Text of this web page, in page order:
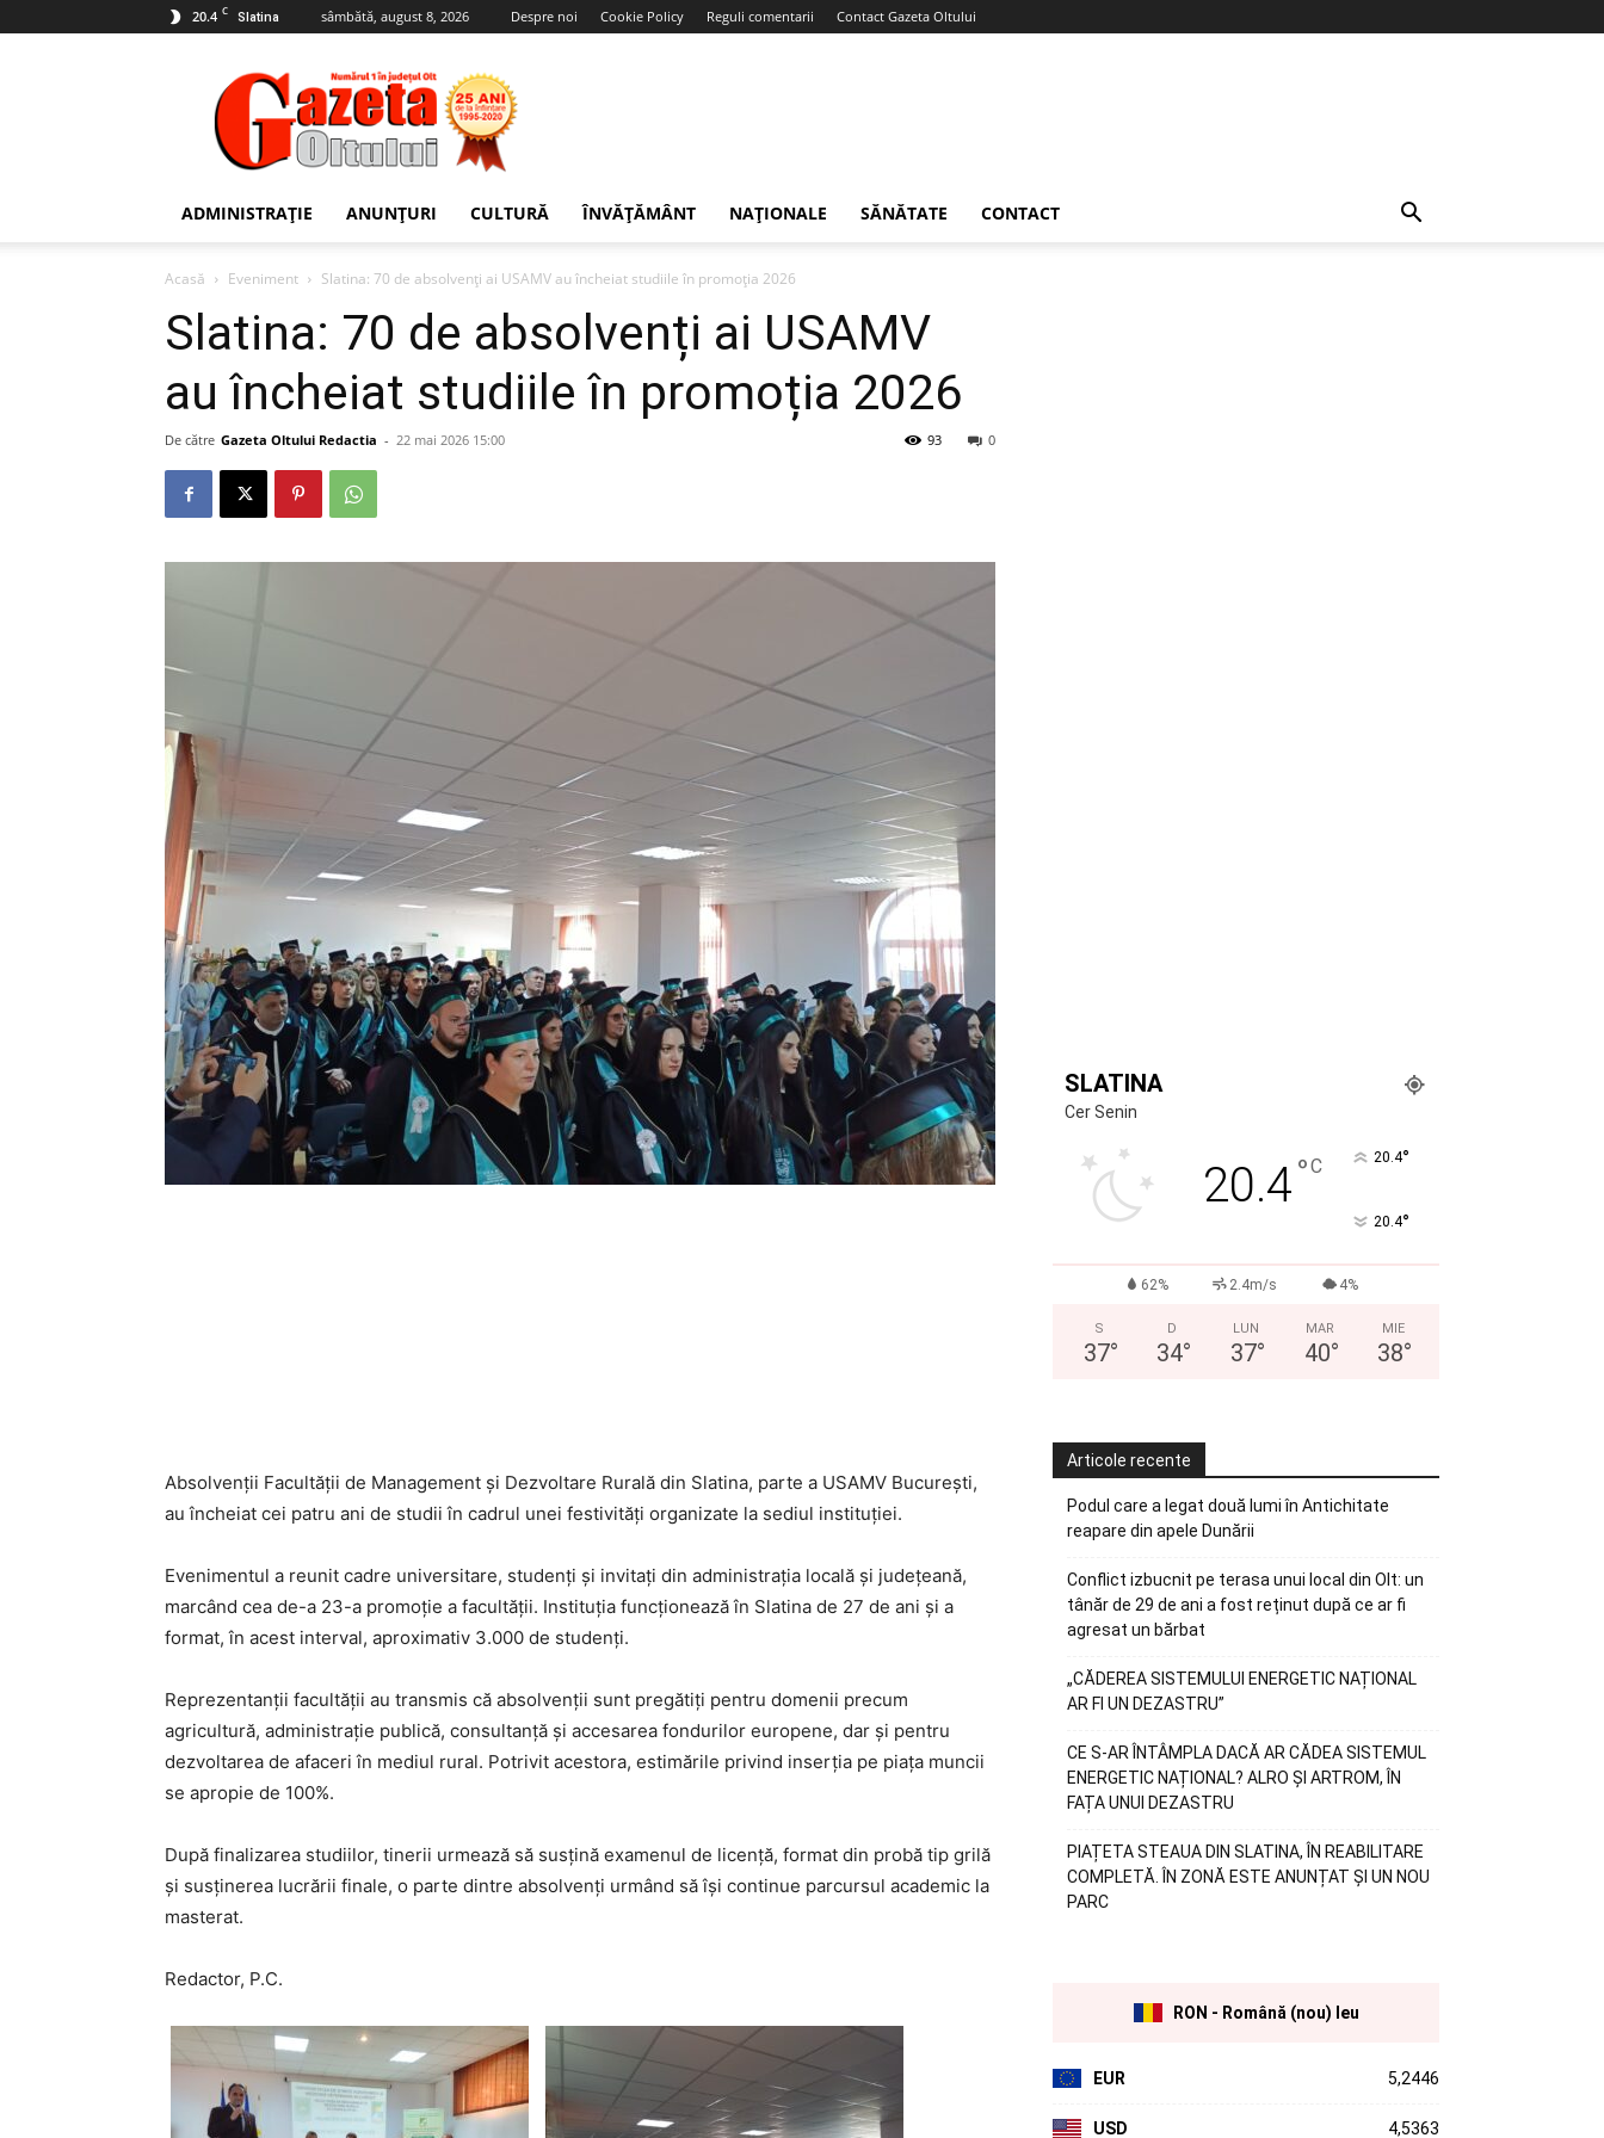
20.4 C Slatina sâmbătă, august 8, 2026 Despre noi Cookie Policy Reguli comentarii Contact Gazeta Oltului
Gazeta
Oltului
ADMINISTRAȚIE ANUNȚURI CULTURĂ ÎNVĂȚĂMÂNT NAȚIONALE SĂNĂTATE CONTACT
Acasă Eveniment Slatina: 70 de absolvenți ai USAMV au încheiat studiile în promoția 2026
Slatina: 70 de absolvenți ai USAMV
au încheiat studiile în promoția 2026
De către Gazeta Oltului Redactia - 22 mai 2026 15:00 0
93
Absolvenții Facultății de Management și Dezvoltare Rurală din Slatina, parte a USAMV București,
au încheiat cei patru ani de studii în cadrul unei festivități organizate la sediul instituției.
Evenimentul a reunit cadre universitare, studenți și invitați din administrația locală și județeană,
marcând cea de-a 23-a promoție a facultății. Instituția funcționează în Slatina de 27 de ani și a
format, în acest interval, aproximativ 3.000 de studenți.
Reprezentanții facultății au transmis că absolvenții sunt pregătiți pentru domenii precum
agricultură, administrație publică, consultanță și accesarea fondurilor europene, dar și pentru
dezvoltarea de afaceri în mediul rural. Potrivit acestora, estimările privind inserția pe piața muncii
se apropie de 100%.
După finalizarea studiilor, tinerii urmează să susțină examenul de licență, format din probă tip grilă
și susținerea lucrării finale, o parte dintre absolvenți urmând să își continue parcursul academic la
masterat.
Redactor, P.C.
SLATINA
Cer Senin
20.4°C 20.4°
20.4°
62% 2.4m/s 4%
S
37°
D
34°
LUN
37°
MAR
40°
MIE
38°
Articole recente
Podul care a legat două lumi în Antichitate
reapare din apele Dunării
Conflict izbucnit pe terasa unui local din Olt: un
tânăr de 29 de ani a fost reținut după ce ar fi
agresat un bărbat
„CĂDEREA SISTEMULUI ENERGETIC NAȚIONAL
AR FI UN DEZASTRU”
CE S-AR ÎNTÂMPLA DACĂ AR CĂDEA SISTEMUL
ENERGETIC NAȚIONAL? ALRO ȘI ARTROM, ÎN
FAȚA UNUI DEZASTRU
PIAȚETA STEAUA DIN SLATINA, ÎN REABILITARE
COMPLETĂ. ÎN ZONĂ ESTE ANUNȚAT ȘI UN NOU
PARC
RON - Română (nou) leu
EUR 5,2446
USD 4,5363